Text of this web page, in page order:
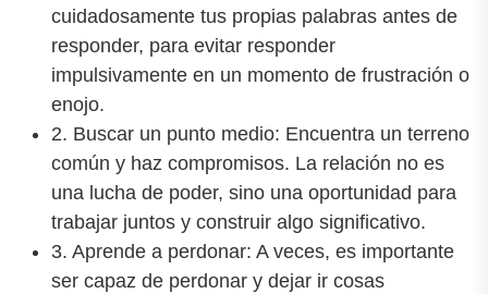
cuidadosamente tus propias palabras antes de
responder, para evitar responder
impulsivamente en un momento de frustración o
enojo.
2. Buscar un punto medio: Encuentra un terreno
común y haz compromisos. La relación no es
una lucha de poder, sino una oportunidad para
trabajar juntos y construir algo significativo.
3. Aprende a perdonar: A veces, es importante
ser capaz de perdonar y dejar ir cosas